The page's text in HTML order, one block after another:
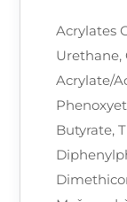
Acrylates
Urethane,
Acrylate/
Butyrate,